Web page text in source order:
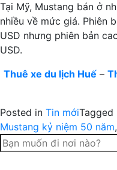
Tại Mỹ, Mustang bán ở
nhiều về mức giá. Phiên
USD nhưng phiên bản
USD.
Thuê xe du lịch Huế –
Posted in Tin mớiTagged
Mustang kỷ niệm 50 năm,